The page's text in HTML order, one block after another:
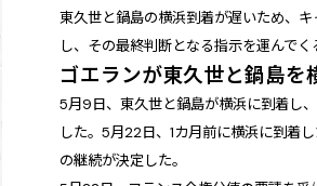
東久世と鍋島の横浜到着が遅いため、
し、その最終判断となる指示を運んでく
ゴエランが東久世と鍋島を
5月9日、東久世と鍋島が横浜に到着し
した。5月22日、1カ月前に横浜に到着
の継続が決定した。